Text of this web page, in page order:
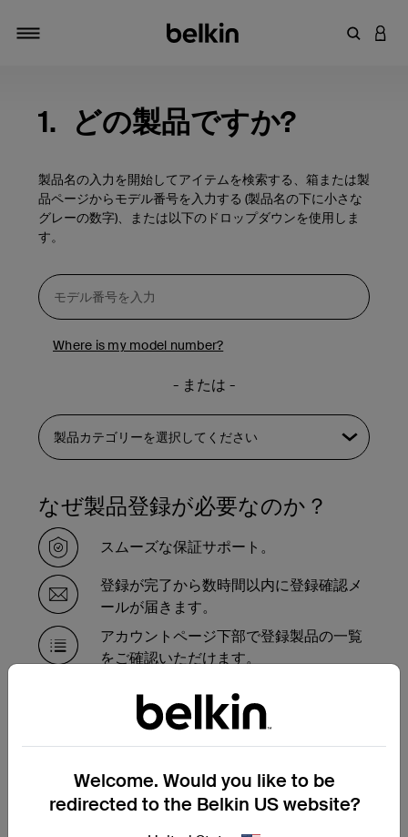
キーワアカ
1. どの製品ですか?
製品名の入力を開始してアイテムを検索する、箱または製
品ページからモデル番号を入力する (製品名の下に小さな
グレーの数字)、または以下のドロップダウンを使用しま
す。
Where is my model number?
- または -
なぜ製品登録が必要なのか？
スムーズな保証サポート。
登録が完了から数時間以内に登録確認メ
ールが届きます。
アカウントページ下部で登録製品の一覧
をご確認いただけます。
保証対象製品の交換が必要で
すか？
保証交換申請フォームにご記入いただけれ
ば、サポートチームより手続きのご案内を
Welcome. Would you like to be
redirected to the Belkin US website?